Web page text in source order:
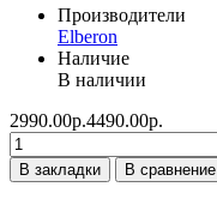
Производители
Elberon
Наличие
В наличии
2990.00р.4490.00р.
В закладки
В сравнение